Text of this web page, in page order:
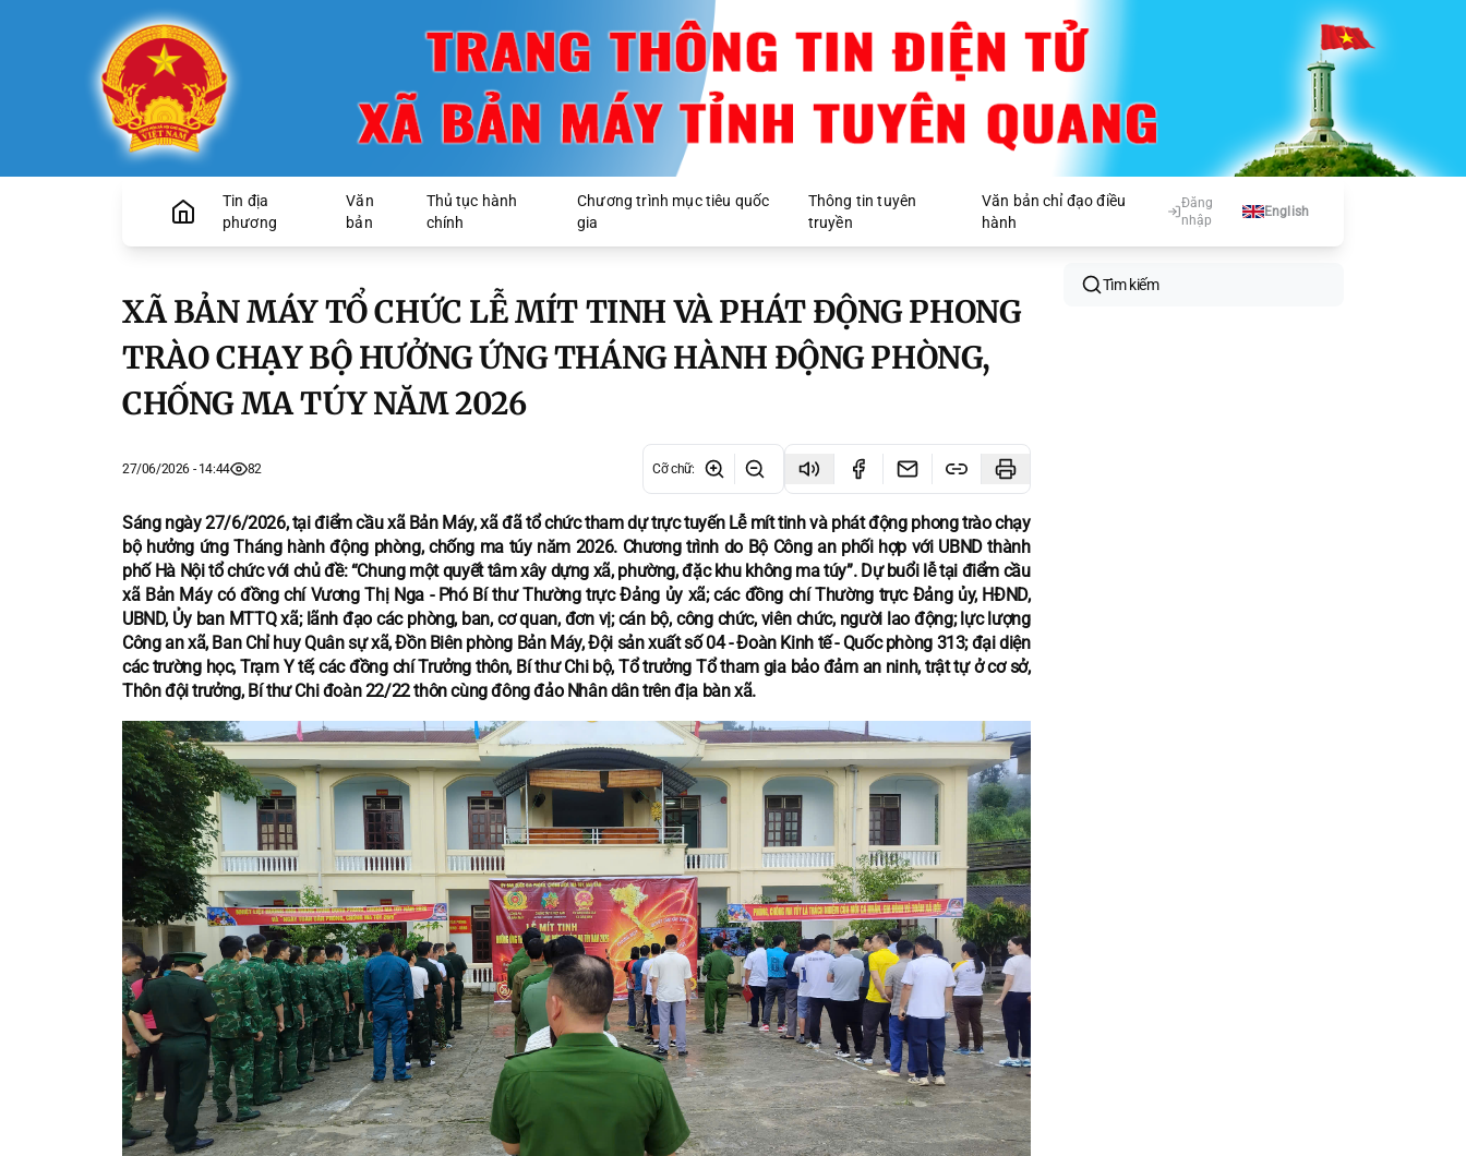
Tin địa
phương
Văn
bản
Thủ tục hành
chính
Chương trình mục tiêu quốc
gia
Thông tin tuyên
truyền
Văn bản chỉ đạo điều
hành
Đăng
nhập
English
XÃ BẢN MÁY TỔ CHỨC LỄ MÍT TINH VÀ PHÁT ĐỘNG PHONG
TRÀO CHẠY BỘ HƯỞNG ỨNG THÁNG HÀNH ĐỘNG PHÒNG,
CHỐNG MA TÚY NĂM 2026
27/06/2026 - 14:44 82 Cỡ chữ:
Sáng ngày 27/6/2026, tại điểm cầu xã Bản Máy, xã đã tổ chức tham dự trực tuyến Lễ mít tinh và phát động phong trào chạy
bộ hưởng ứng Tháng hành động phòng, chống ma túy năm 2026. Chương trình do Bộ Công an phối hợp với UBND thành
phố Hà Nội tổ chức với chủ đề: “Chung một quyết tâm xây dựng xã, phường, đặc khu không ma túy”. Dự buổi lễ tại điểm cầu
xã Bản Máy có đồng chí Vương Thị Nga - Phó Bí thư Thường trực Đảng ủy xã; các đồng chí Thường trực Đảng ủy, HĐND,
UBND, Ủy ban MTTQ xã; lãnh đạo các phòng, ban, cơ quan, đơn vị; cán bộ, công chức, viên chức, người lao động; lực lượng
Công an xã, Ban Chỉ huy Quân sự xã, Đồn Biên phòng Bản Máy, Đội sản xuất số 04 - Đoàn Kinh tế - Quốc phòng 313; đại diện
các trường học, Trạm Y tế; các đồng chí Trưởng thôn, Bí thư Chi bộ, Tổ trưởng Tổ tham gia bảo đảm an ninh, trật tự ở cơ sở,
Thôn đội trưởng, Bí thư Chi đoàn 22/22 thôn cùng đông đảo Nhân dân trên địa bàn xã.
Tìm kiếm